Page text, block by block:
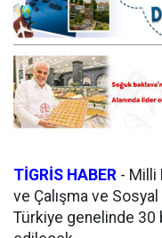
TİGRİS HABER - Milli
ve Çalışma ve
Türkiye genelinde